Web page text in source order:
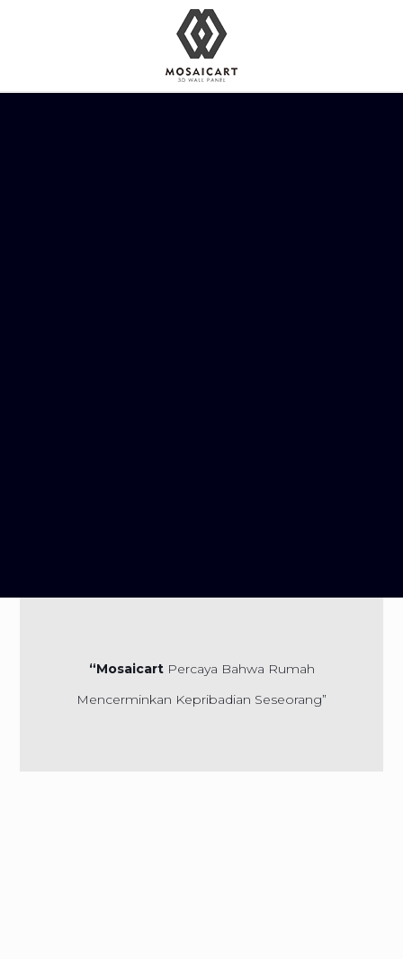
“MosaicartPercaya Bahwa Rumah
Mencerminkan Kepribadian Seseorang”